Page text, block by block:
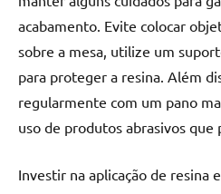
de
resinada
de
alta
qualidade,
River
acabamento. Evite colocar
sobre a mesa, utilize um
para proteger a resina. Além
regularmente com um pano
uso de produtos abrasivos que
Investir na aplicação de resina